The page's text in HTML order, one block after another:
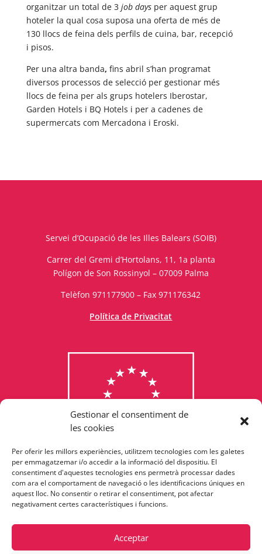
Gestionar el consentiment de
les cookies
Per oferir les millors experiències, utilitzem tecnologies com les galetes
per emmagatzemar i/o accedir a la informació del dispositiu. El
consentiment d'aquestes tecnologies ens permetrà processar dades
com ara el comportament de navegació o les identificacions úniques en
aquest lloc. No consentir o retirar el consentiment, pot afectar
negativament certes característiques i funcions.
Acceptar
organitzar un total de 3 job days per aquest grup
hoteler la qual cosa suposa una oferta de més de
130 llocs de feina dels perfils de cuina, bar, recepció
i pisos.
Per una altra banda, fins abril s’han programat
diversos processos de selecció per gestionar més
llocs de feina per als grups hotelers Iberostar,
Garden Hotels i BQ Hotels i per a cadenes de
supermercats com Mercadona i Eroski.
Consulta els programes
finançats per la Unió Europea
Servei d’Ocupació de les Illes Balears (SOIB)
Carrer del Gremi d’Hortolans, 11, 1a planta
Polígon de Son Rossinyol – 07009 Palma
Telèfon 971177900 – Fax 971176342
Política de Privacitat